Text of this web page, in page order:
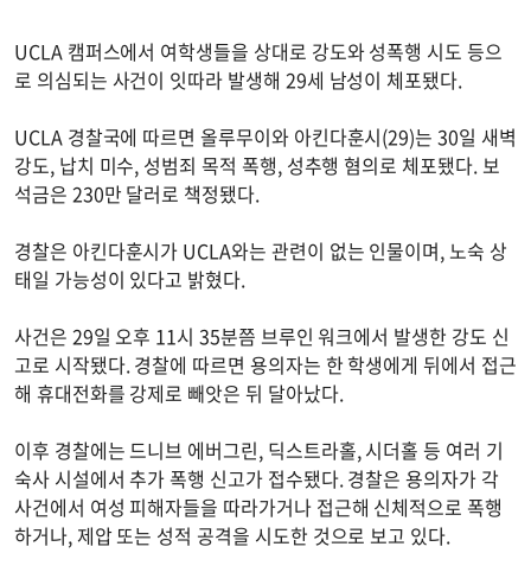
UCLA 캠퍼스에서 여학생들을 상대로 강도와 성폭행 시도 등으
로 의심되는 사건이 잇따라 발생해 29세 남성이 체포됐다.
UCLA 경찰국에 따르면 올루무이와 아킨다훈시(29)는 30일 새벽
강도, 납치 미수, 성범죄 목적 폭행, 성추행 혐의로 체포됐다. 보
석금은 230만 달러로 책정됐다.
경찰은 아킨다훈시가 UCLA와는 관련이 없는 인물이며, 노숙 상
태일 가능성이 있다고 밝혔다.
사건은 29일 오후 11시 35분쯤 브루인 워크에서 발생한 강도 신
고로 시작됐다. 경찰에 따르면 용의자는 한 학생에게 뒤에서 접근
해 휴대전화를 강제로 빼앗은 뒤 달아났다.
이후 경찰에는 드니브 에버그린, 딕스트라홀, 시더홀 등 여러 기
숙사 시설에서 추가 폭행 신고가 접수됐다. 경찰은 용의자가 각
사건에서 여성 피해자들을 따라가거나 접근해 신체적으로 폭행
하거나, 제압 또는 성적 공격을 시도한 것으로 보고 있다.